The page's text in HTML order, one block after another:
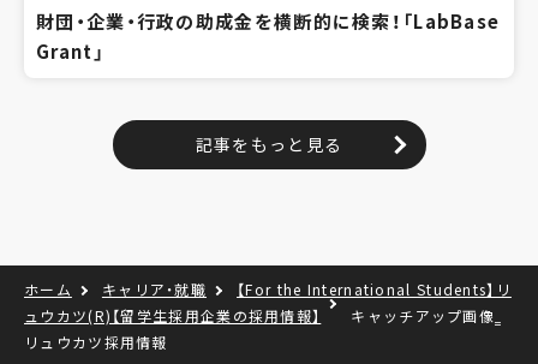
財団・企業・行政の助成金を横断的に検索！「LabBase
Grant」
記事をもっと見る
ホーム キャリア・就職
【For the International Students】リ
ュウカツ(R)【留学生採用企業の採用情報】
キャッチアップ画像‗
リュウカツ採用情報